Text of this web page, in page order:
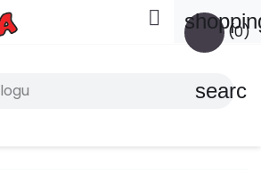
(0)

search